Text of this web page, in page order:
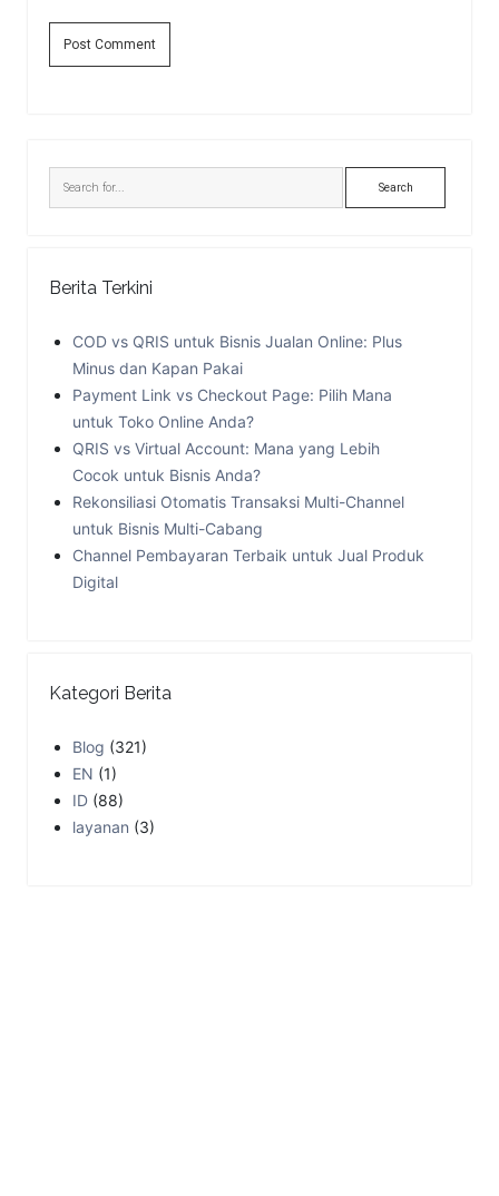
Sidebar Search
Berita Terkini
COD vs QRIS untuk Bisnis Jualan Online: Plus
Minus dan Kapan Pakai
Payment Link vs Checkout Page: Pilih Mana
untuk Toko Online Anda?
QRIS vs Virtual Account: Mana yang Lebih
Cocok untuk Bisnis Anda?
Rekonsiliasi Otomatis Transaksi Multi-Channel
untuk Bisnis Multi-Cabang
Channel Pembayaran Terbaik untuk Jual Produk
Digital
Kategori Berita
Blog (321)
EN (1)
ID(88)
layanan (3)